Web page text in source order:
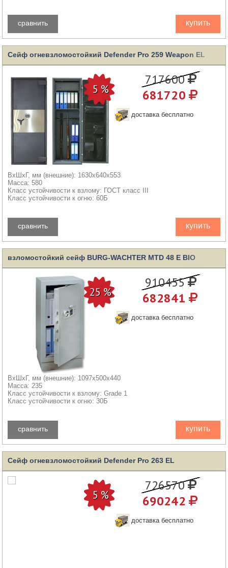
купить
сравнить
Сейф огневзломостойкий Defender Pro 259 Weapon EL
717600
681720
доставка бесплатно
ВхШхГ, мм (внешние): 1630x640x553
Масса: 580
Класс устойчивости к взлому: ГОСТ класс III
Класс устойчивости к огню: 60Б
купить
сравнить
взломостойкий сейф BURG-WACHTER MTD 48 E BIO
910455
682841
доставка бесплатно
ВхШхГ, мм (внешние): 1097x500x440
Масса: 235
Класс устойчивости к взлому: Grade 1
Класс устойчивости к огню: 30Б
купить
сравнить
Сейф огневзломостойкий Defender Pro 263 EL
726570
690242
доставка бесплатно